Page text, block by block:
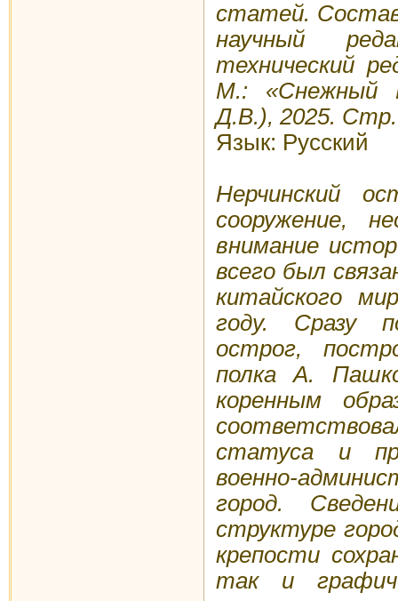
статей.
научный
технический
М.:
Д.В.), 2025. Стр.
Язык: Русский
Нерчинский
сооружение,
внимание
всего был
китайского
году. Сразу
острог,
полка А.
коренным
статуса и
военно-
город.
структуре
крепости
так и